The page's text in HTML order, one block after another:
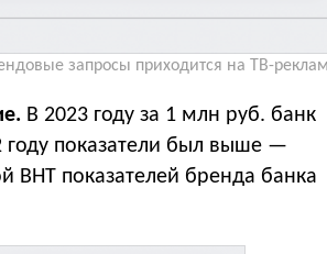
запросы приходится на ТВ-
В 2023 году за 1 млн руб. банк
году показатели был выше —
BHT показателей бренда банка